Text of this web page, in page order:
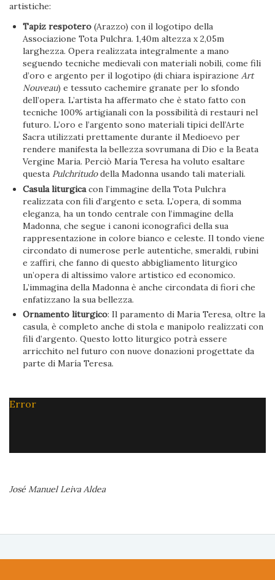
artistiche:
Tapiz respotero (Arazzo) con il logotipo della
Associazione Tota Pulchra. 1,40m altezza x 2,05m
larghezza. Opera realizzata integralmente a mano
seguendo tecniche medievali con materiali nobili, come fili
d’oro e argento per il logotipo (di chiara ispirazioneArt
Nouveau) e tessuto cachemire granate per lo sfondo
dell’opera. L’artista ha affermato che è stato fatto con
tecniche 100% artigianali con la possibilità di restauri nel
futuro. L’oro e l’argento sono materiali tipici dell’Arte
Sacra utilizzati prettamente durante il Medioevo per
rendere manifesta la bellezza sovrumana di Dio e la Beata
Vergine Maria. Perciò María Teresa ha voluto esaltare
questa Pulchritudodella Madonna usando tali materiali.
Casula liturgicacon l’immagine della Tota Pulchra
realizzata con fili d’argento e seta. L’opera, di somma
eleganza, ha un tondo centrale con l’immagine della
Madonna, che segue i canoni iconografici della sua
rappresentazione in colore bianco e celeste. Il tondo viene
circondato di numerose perle autentiche, smeraldi, rubini
e zaffiri, che fanno di questo abbigliamento liturgico
un’opera di altissimo valore artistico ed economico.
L’immagina della Madonna è anche circondata di fiori che
enfatizzano la sua bellezza.
Ornamento liturgico: Il paramento di Maria Teresa, oltre la
casula, è completo anche di stola e manipolo realizzati con
fili d’argento. Questo lotto liturgico potrà essere
arricchito nel futuro con nuove donazioni progettate da
parte di María Teresa.
Error
José Manuel Leiva Aldea